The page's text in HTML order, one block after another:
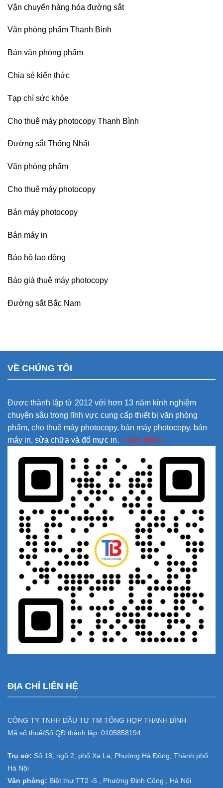
Nitto
tại
TP
Vận chuyển hàng hóa đường sắt
Văn phòng phẩm Thanh Bình
Bán văn phòng phẩm
Chia sẻ kiến thức
Tạp chí sức khỏe
Cho thuê máy photocopy Thanh Bình
Đường sắt Thống Nhất
Văn phòng phẩm
Cho thuê máy photocopy
Bán máy photocopy
Bán máy in
Bảo hộ lao động
Báo giá thuê máy photocopy
Đường sắt Bắc Nam
VỀ CHÚNG TÔI
Được thành lập từ 2012 với hơn 13 năm kinh nghiệm
chuyên sâu trong lĩnh vực cung cấp thiết bị văn phòng
phẩm, cho thuê máy photocopy, bán máy photocopy, bán
máy in, sửa chữa và đổ mực in. +Xem thêm
ĐỊA CHỈ LIÊN HỆ
CÔNG TY TNHH ĐẦU TƯ TM TỔNG HỢP THANH BÌNH
Mã số thuế/Số QĐ thành lập :0105858194
Trụ sở: Số 18, ngõ 2, phố Xa La, Phường Hà Đông, Thành phố
Hà Nội
Văn phòng: Biệt thự TT2 -5 , Phường Định Công , Hà Nội